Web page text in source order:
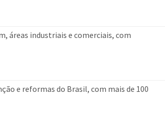
áreas industriais e comerciais, com
e reformas do Brasil, com mais de 100